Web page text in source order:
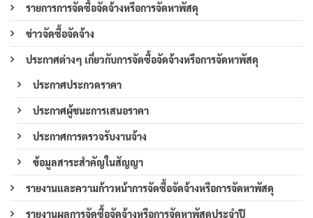
รายการการจัดซื้อจัดจ้างหรือการจัดหาพัสดุ
ข่าวจัดซื้อจัดจ้าง
ประกาศต่างๆ เกี่ยวกับการจัดซื้อจัดจ้างหรือการจัดหาพัสดุ
ประกาศประกวดราคา
ประกาศผู้ชนะการเสนอราคา
ประกาศการตรวจรับงานจ้าง
ข้อมูลสาระสำคัญในสัญญา
รายงานและความก้าวหน้าการจัดซื้อจัดจ้างหรือการจัดหาพัสดุ
รายงานผลการจัดซื้อจัดจ้างหรือการจัดหาพัสดุประจำปี